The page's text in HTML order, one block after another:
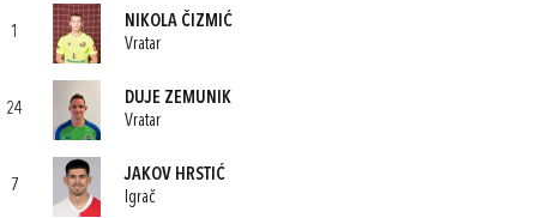
1
NIKOLA ČIZMIĆ
Vratar
24
DUJE ZEMUNIK
Vratar
7
JAKOV HRSTIĆ
Igrač